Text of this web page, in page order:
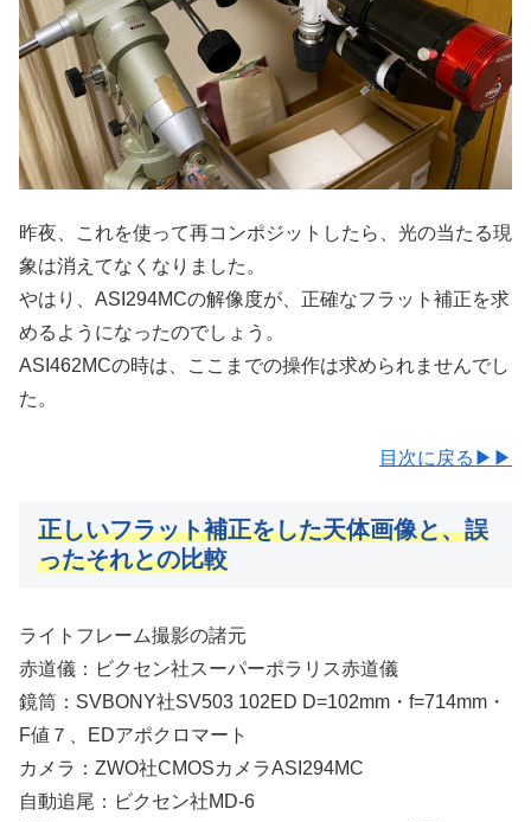
昨夜、これを使って再コンポジットしたら、光の当たる現
象は消えてなくなりました。
やはり、ASI294MCの解像度が、正確なフラット補正を求
めるようになったのでしょう。
ASI462MCの時は、ここまでの操作は求められませんでし
た。
目次に戻る▶▶
正しいフラット補正をした天体画像と、誤
ったそれとの比較
ライトフレーム撮影の諸元
赤道儀：ビクセン社スーパーポラリス赤道儀
鏡筒：SVBONY社SV503 102ED D=102mm・f=714mm・
F値７、EDアポクロマート
カメラ：ZWO社CMOSカメラASI294MC
自動追尾：ビクセン社MD-6